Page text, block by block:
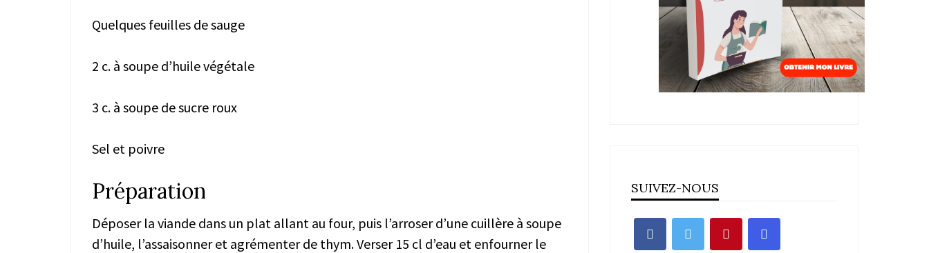
Quelques feuilles de sauge
2 c. à soupe d’huile végétale
3 c. à soupe de sucre roux
Sel et poivre
Préparation
Déposer la viande dans un plat allant au four, puis l’arroser d’une cuillère à soupe
d’huile, l’assaisonner et agrémenter de thym. Verser 15 cl d’eau et enfourner le
SUIVEZ-NOUS